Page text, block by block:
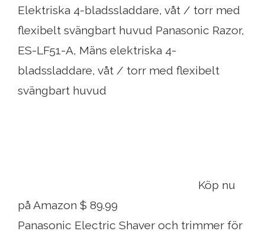
Elektriska 4-bladssladdare, våt / torr med
flexibelt svängbart huvud Panasonic Razor,
ES-LF51-A, Mäns elektriska 4-
bladssladdare, våt / torr med flexibelt
svängbart huvud
Köp nu
på Amazon $ 89.99
Panasonic Electric Shaver och trimmer för